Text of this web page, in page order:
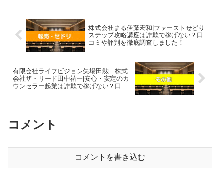
株式会社まる伊藤宏和|ファーストせどり
ステップ攻略講座は詐欺で稼げない？口
コミや評判を徹底調査しました！
有限会社ライフビジョン矢場田勲、株式
会社ザ・リード田中祐一|安心・安定のカ
ウンセラー起業は詐欺で稼げない？口コ
コメント
コメントを書き込む